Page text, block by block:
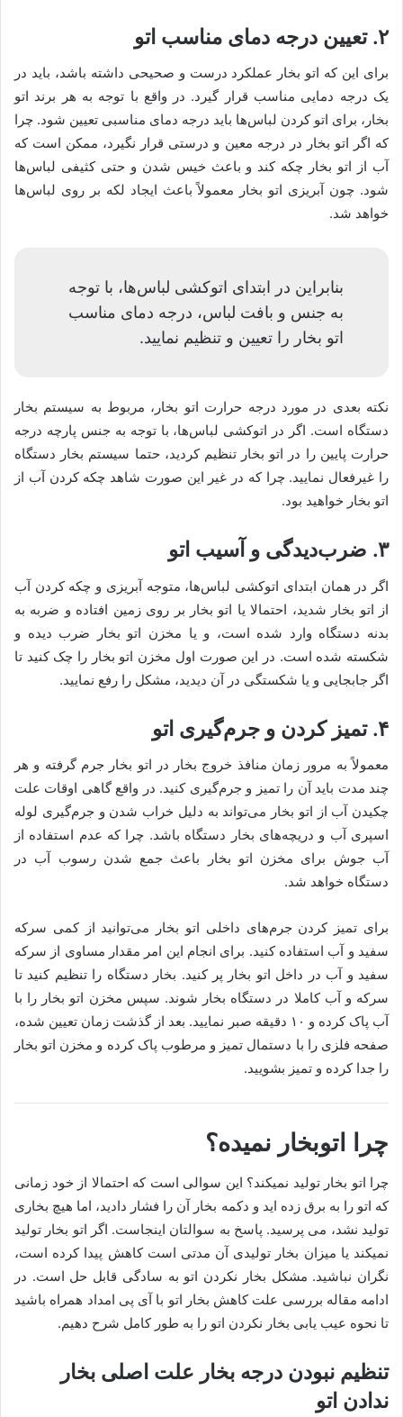
۲. تعیین درجه دمای مناسب اتو
برای این که اتو بخار عملکرد درست و صحیحی داشته باشد، باید در
یک درجه دمایی مناسب قرار گیرد. در واقع با توجه به هر برند اتو
بخار، برای اتو کردن لباس‌ها باید درجه دمای مناسبی تعیین شود. چرا
که اگر اتو بخار در درجه معین و درستی قرار نگیرد، ممکن است که
آب از اتو بخار چکه کند و باعث خیس شدن و حتی کثیفی لباس‌ها
شود. چون آبریزی اتو بخار معمولاً باعث ایجاد لکه بر روی لباس‌ها
خواهد شد.
بنابراین در ابتدای اتوکشی لباس‌ها، با توجه
به جنس و بافت لباس، درجه دمای مناسب
اتو بخار را تعیین و تنظیم نمایید.
نکته بعدی در مورد درجه حرارت اتو بخار، مربوط به سیستم بخار
دستگاه است. اگر در اتوکشی لباس‌ها، با توجه به جنس پارچه درجه
حرارت پایین را در اتو بخار تنظیم کردید، حتما سیستم بخار دستگاه
را غیرفعال نمایید. چرا که در غیر این صورت شاهد چکه کردن آب از
اتو بخار خواهید بود.
۳. ضرب‌دیدگی و آسیب اتو
اگر در همان ابتدای اتوکشی لباس‌ها، متوجه آبریزی و چکه کردن آب
از اتو بخار شدید، احتمالا یا اتو بخار بر روی زمین افتاده و ضربه به
بدنه دستگاه وارد شده است، و یا مخزن اتو بخار ضرب دیده و
شکسته شده است. در این صورت اول مخزن اتو بخار را چک کنید تا
اگر جابجایی و یا شکستگی در آن دیدید، مشکل را رفع نمایید.
۴. تمیز کردن و جرم‌گیری اتو
معمولاً به مرور زمان منافذ خروج بخار در اتو بخار جرم گرفته و هر
چند مدت باید آن را تمیز و جرم‌گیری کنید. در واقع گاهی اوقات علت
چکیدن آب از اتو بخار می‌تواند به دلیل خراب شدن و جرم‌گیری لوله
اسپری آب و دریچه‌های بخار دستگاه باشد. چرا که عدم استفاده از
آب جوش برای مخزن اتو بخار باعث جمع شدن رسوب آب در
دستگاه خواهد شد.
برای تمیز کردن جرم‌های داخلی اتو بخار می‌توانید از کمی سرکه
سفید و آب استفاده کنید. برای انجام این امر مقدار مساوی از سرکه
سفید و آب در داخل اتو بخار پر کنید. بخار دستگاه را تنظیم کنید تا
سرکه و آب کاملا در دستگاه بخار شوند. سپس مخزن اتو بخار را با
آب پاک کرده و ۱۰ دقیقه صبر نمایید. بعد از گذشت زمان تعیین شده،
صفحه فلزی را با دستمال تمیز و مرطوب پاک کرده و مخزن اتو بخار
را جدا کرده و تمیز بشویید.
چرا اتوبخار نمیده؟
چرا اتو بخار تولید نمیکند؟ این سوالی است که احتمالا از خود زمانی
که اتو را به برق زده اید و دکمه بخار آن را فشار دادید، اما هیچ بخاری
تولید نشد، می پرسید. پاسخ به سوالتان اینجاست. اگر اتو بخار تولید
نمیکند یا میزان بخار تولیدی آن مدتی است کاهش پیدا کرده است،
نگران نباشید. مشکل بخار نکردن اتو به سادگی قابل حل است. در
ادامه مقاله بررسی علت کاهش بخار اتو با آی پی امداد همراه باشید
تا نحوه عیب یابی بخار نکردن اتو را به طور کامل شرح دهیم.
تنظیم نبودن درجه بخار علت اصلی بخار
ندادن اتو